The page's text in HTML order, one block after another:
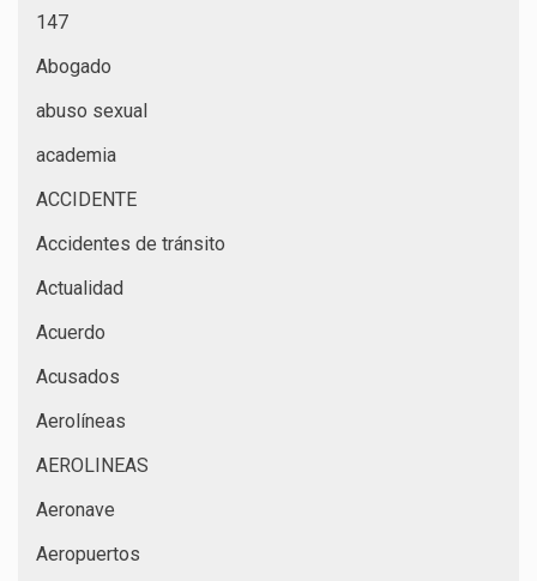
147
Abogado
abuso sexual
academia
ACCIDENTE
Accidentes de tránsito
Actualidad
Acuerdo
Acusados
Aerolíneas
AEROLINEAS
Aeronave
Aeropuertos